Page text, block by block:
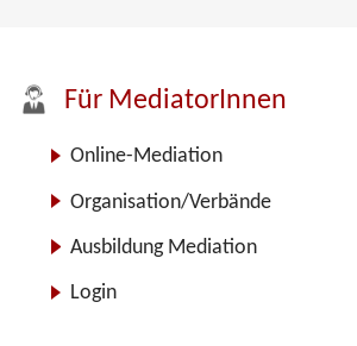
Für MediatorInnen
Online-Mediation
Organisation/Verbände
Ausbildung Mediation
Login